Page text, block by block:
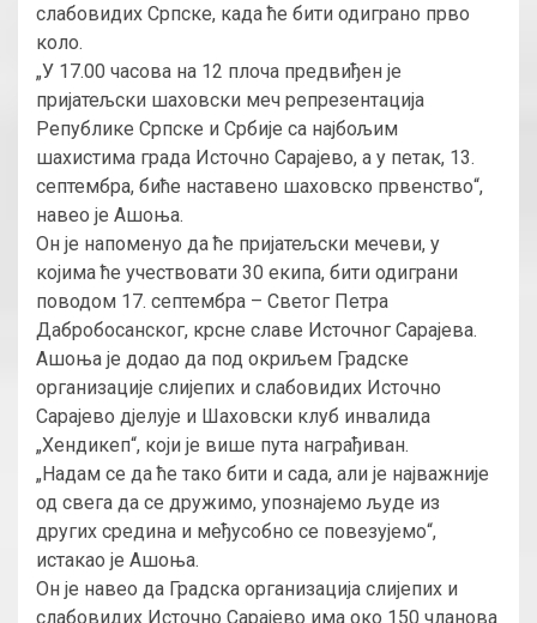
слабовидих Српске, када ће бити одиграно прво
коло.
„У 17.00 часова на 12 плоча предвиђен је
пријатељски шаховски меч репрезентација
Републике Српске и Србије са најбољим
шахистима града Источно Сарајево, а у петак, 13.
септембра, биће наставено шаховско првенство“,
навео је Ашоња.
Он је напоменуо да ће пријатељски мечеви, у
којима ће учествовати 30 екипа, бити одиграни
поводом 17. септембра – Светог Петра
Дабробосанског, крсне славе Источног Сарајева.
Ашоња је додао да под окриљем Градске
организације слијепих и слабовидих Источно
Сарајево дјелује и Шаховски клуб инвалида
„Хендикеп“, који је више пута награђиван.
„Надам се да ће тако бити и сада, али је најважније
од свега да се дружимо, упознајемо људе из
других средина и међусобно се повезујемо“,
истакао је Ашоња.
Он је навео да Градска организација слијепих и
слабовидих Источно Сарајево има око 150 чланова